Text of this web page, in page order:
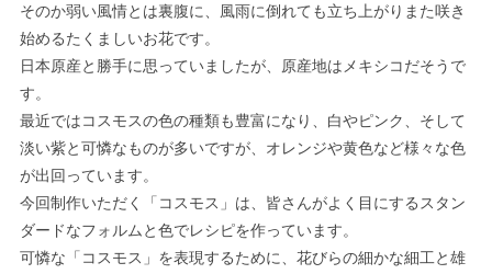
そのか弱い風情とは裏腹に、風雨に倒れても立ち上がりまた咲き
始めるたくましいお花です。
日本原産と勝手に思っていましたが、原産地はメキシコだそうで
す。
最近ではコスモスの色の種類も豊富になり、白やピンク、そして
淡い紫と可憐なものが多いですが、オレンジや黄色など様々な色
が出回っています。
今回制作いただく「コスモス」は、皆さんがよく目にするスタン
ダードなフォルムと色でレシピを作っています。
可憐な「コスモス」を表現するために、花びらの細かな細工と雄